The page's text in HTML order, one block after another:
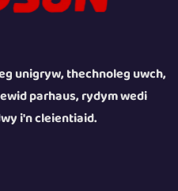
unigryw, thechnoleg uwch,
parhaus, rydym wedi
i'n cleientiaid.